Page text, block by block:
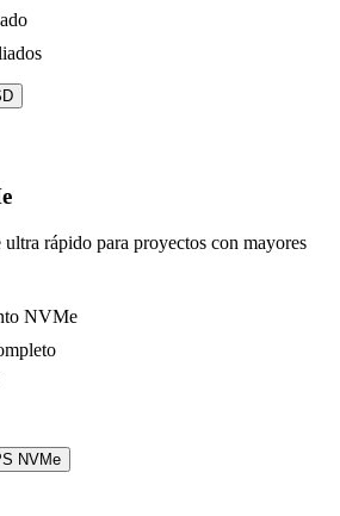
rápido para proyectos con mayores
NVMe
NVMe